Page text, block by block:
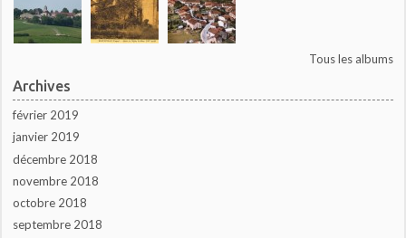
Tous les albums
Archives
février 2019
janvier 2019
décembre 2018
novembre 2018
octobre 2018
septembre 2018